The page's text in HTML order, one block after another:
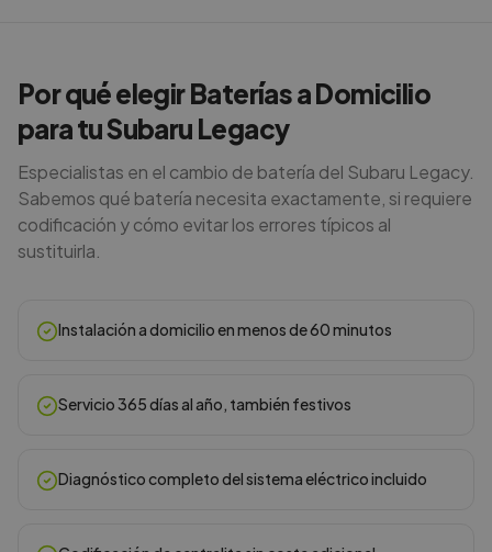
Por qué elegir Baterías a Domicilio
para tu Subaru Legacy
Especialistas en el cambio de batería del Subaru Legacy.
Sabemos qué batería necesita exactamente, si requiere
codificación y cómo evitar los errores típicos al
sustituirla.
Instalación a domicilio en menos de 60 minutos
Servicio 365 días al año, también festivos
Diagnóstico completo del sistema eléctrico incluido